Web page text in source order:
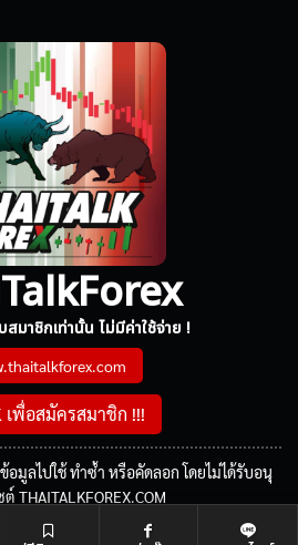
มาชิกเท่านั้น ไม่มีค่าใช้จ่าย !
เพื่อสมัครสมาชิก !!!
มูลไปใช้ ทำซ้ำ หรือคัดลอก โดยไม่ได้รับอนุ
THAITALKFOREX.COM